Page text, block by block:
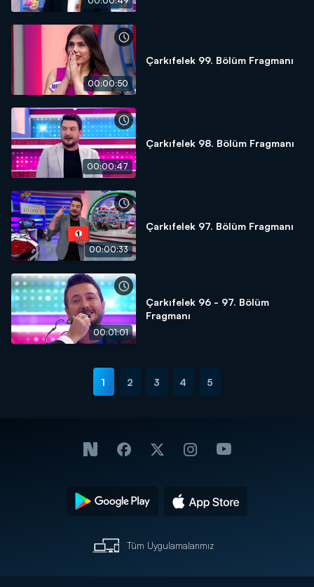
00:00:50
Çarkıfelek 99. Bölüm Fragmanı
00:00:47
Çarkıfelek 98. Bölüm Fragmanı
00:00:33
Çarkıfelek 97. Bölüm Fragmanı
00:01:01
Çarkıfelek 96 - 97. Bölüm
Fragmanı
1 2 3 4 5
Tüm Uygulamalarımız